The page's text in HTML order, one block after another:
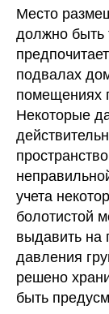
Место
должно быть
подвалах
помещениях
Некоторые
учета
болотистой
выдавить на
давления
решено
быть